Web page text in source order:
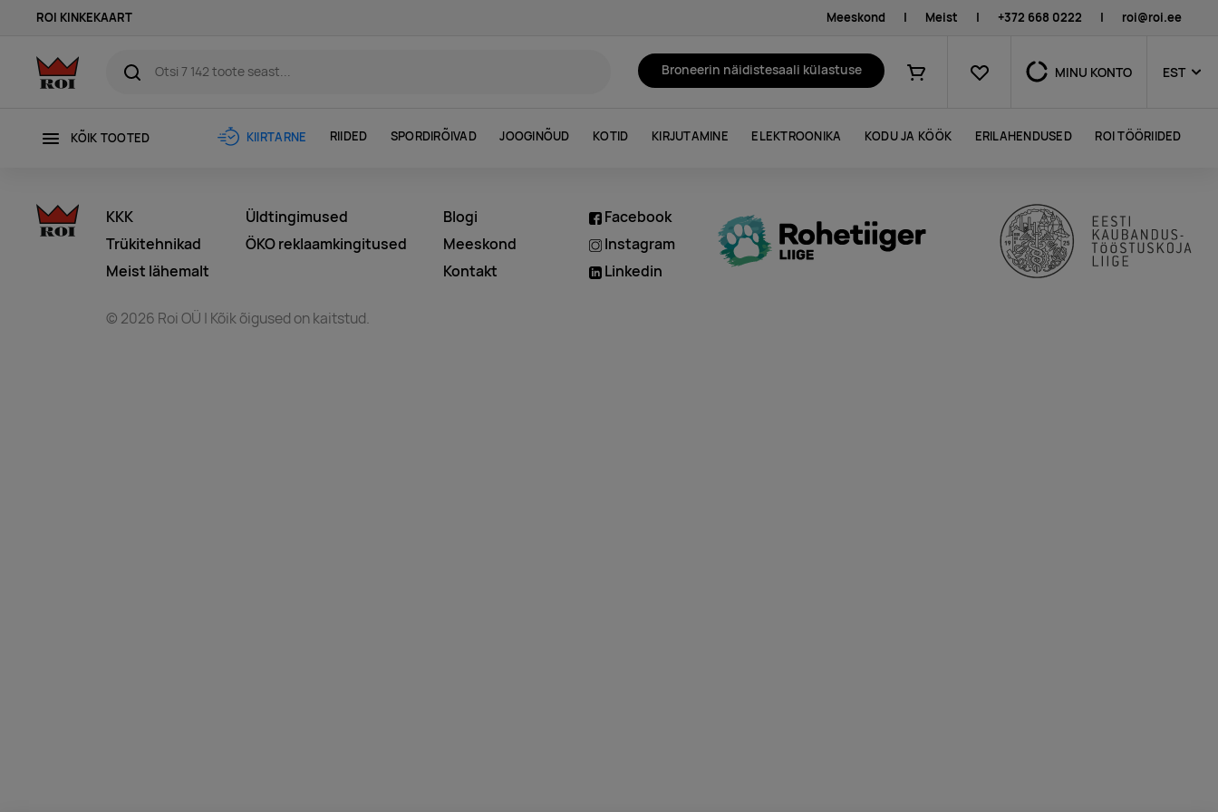
ROI KINKEKAART Meeskond | Meist | +372 668 0222 | roi@roi.ee
Broneerin näidistesaali külastuse
Ostukorv
Lemmikud MINU KONTO EST
KÕIK TOOTED KIIRTARNE RIIDED SPORDIRÕIVAD JOOGINÕUD KOTID KIRJUTAMINE ELEKTROONIKA KODU JA KÖÖK ERILAHENDUSED ROI TÖÖRIIDED
KKK
Trükitehnikad
Meist lähemalt
Üldtingimused
ÖKO reklaamkingitused
Blogi
Meeskond
Kontakt
Facebook
Instagram
Linkedin
© 2026 Roi OÜ | Kõik õigused on kaitstud.